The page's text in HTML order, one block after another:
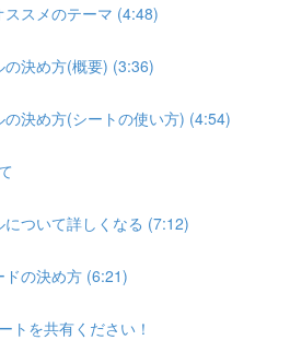
ススメのテーマ (4:48)
の決め方(概要) (3:36)
の決め方(シートの使い方) (4:54)
について詳しくなる (7:12)
ドの決め方 (6:21)
トを共有ください！